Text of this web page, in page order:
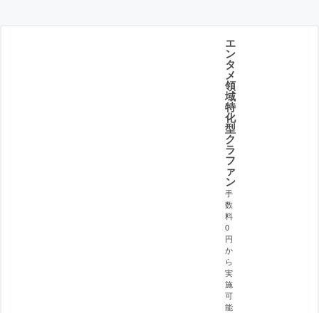
エ
ン
タ
メ
領
域
特
化
型
ク
ラ
フ
ァ
ン
手
数
料
0
円
か
ら
実
施
可
能